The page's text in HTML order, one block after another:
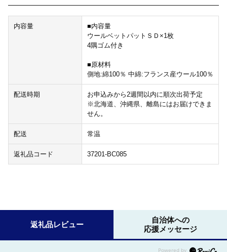
内容量
■内容量
ウールベットパットＳＤ×1枚
4隅ゴム付き
■原材料
側地:綿100％ 中綿:フランス産ウール100％
配送時期
お申込みから2週間以内に順次出荷予定
※北海道、沖縄県、離島にはお届けできま
せん。
配送 常温
返礼品コード 37201-BC085
返礼品レビュー
自治体への
応援メッセージ